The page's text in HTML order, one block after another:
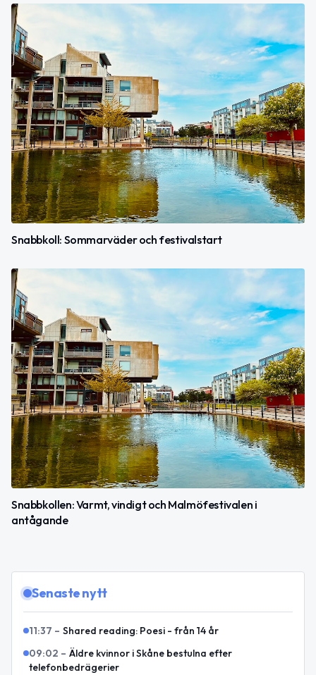
Snabbkoll: Sommarväder och festivalstart
Snabbkollen: Varmt, vindigt och Malmöfestivalen i
antågande
Senaste nytt
11:37 – Shared reading: Poesi - från 14 år
09:02 – Äldre kvinnor i Skåne bestulna efter
telefonbedrägerier